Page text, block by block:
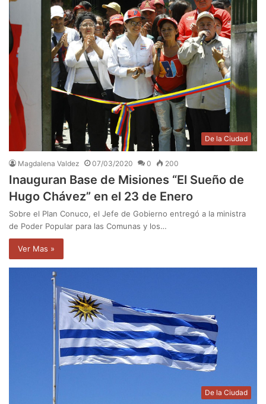
De la Ciudad
Magdalena Valdez 07/03/2020 0 200
Inauguran Base de Misiones “El Sueño de
Hugo Chávez” en el 23 de Enero
Sobre el Plan Conuco, el Jefe de Gobierno entregó a la ministra
de Poder Popular para las Comunas y los…
Ver Mas »
De la Ciudad